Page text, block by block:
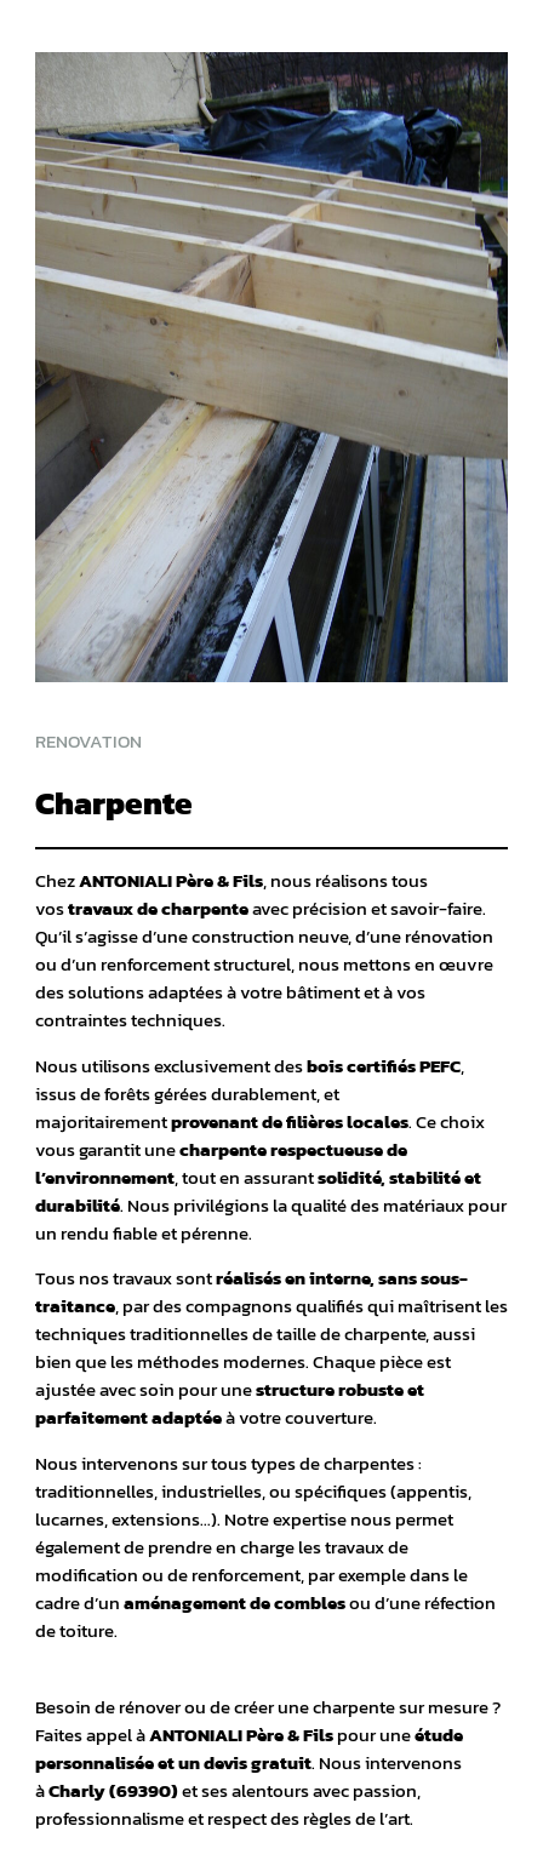
RENOVATION
Charpente
ChezANTONIALI Père & Fils, nous réalisons tous
vostravaux de charpenteavec précision et savoir-faire.
Qu’il s’agisse d’une construction neuve, d’une rénovation
ou d’un renforcement structurel, nous mettons en œuvre
des solutions adaptées à votre bâtiment et à vos
contraintes techniques.
Nous utilisons exclusivement desbois certifiés PEFC,
issus de forêts gérées durablement, et
majoritairementprovenant de filières locales. Ce choix
vous garantit unecharpente respectueuse de
l’environnement, tout en assurantsolidité, stabilité et
durabilité. Nous privilégions la qualité des matériaux pour
un rendu fiable et pérenne.
Tous nos travaux sontréalisés en interne, sans sous-
traitance, par des compagnons qualifiés qui maîtrisent les
techniques traditionnelles de taille de charpente, aussi
bien que les méthodes modernes. Chaque pièce est
ajustée avec soin pour unestructure robuste et
parfaitement adaptéeà votre couverture.
Nous intervenons sur tous types de charpentes :
traditionnelles, industrielles, ou spécifiques (appentis,
lucarnes, extensions…). Notre expertise nous permet
également de prendre en charge les travaux de
modification ou de renforcement, par exemple dans le
cadre d’unaménagement de comblesou d’une réfection
de toiture.
Besoin de rénover ou de créer une charpente sur mesure ?
Faites appel àANTONIALI Père & Filspour uneétude
personnalisée et un devis gratuit. Nous intervenons
àCharly (69390)et ses alentours avec passion,
professionnalisme et respect des règles de l’art.